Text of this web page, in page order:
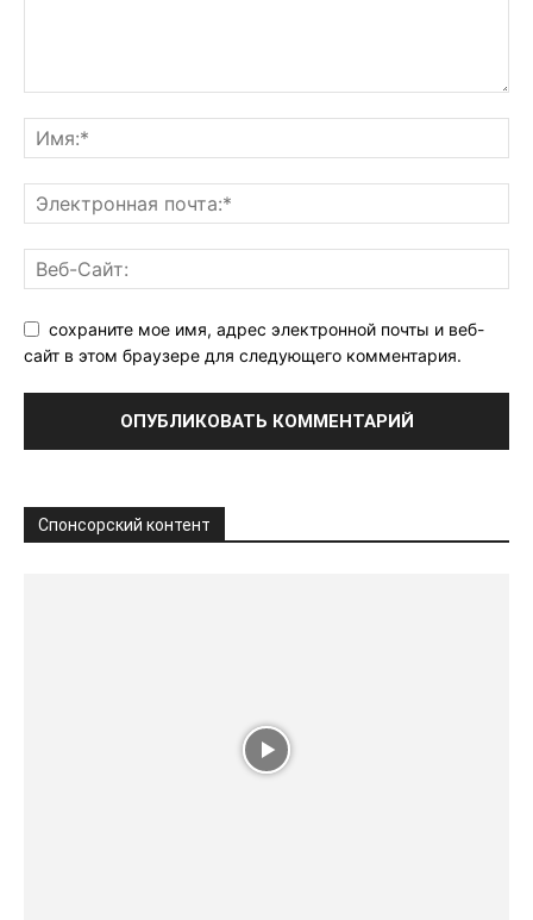
сохраните мое имя, адрес электронной почты и веб-
сайт в этом браузере для следующего комментария.
Спонсорский контент